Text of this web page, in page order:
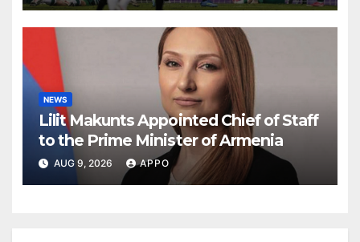
NEWS
Lilit Makunts Appointed Chief of Staff
to the Prime Minister of Armenia
AUG 9, 2026 APPO